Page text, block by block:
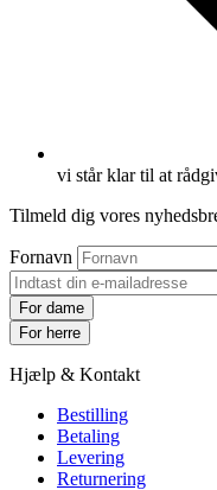
vi står klar til at
Tilmeld dig vores
Fornavn
For dame
For herre
Hjælp & Kontakt
Bestilling
Betaling
Levering
Returnering